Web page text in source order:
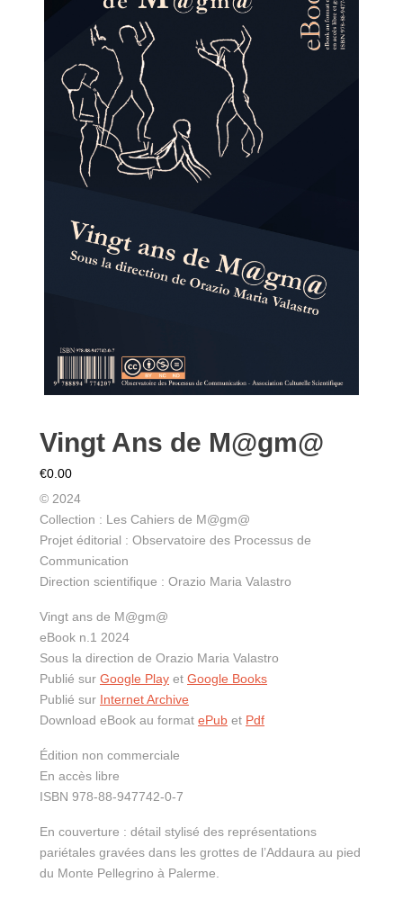
Vingt Ans de M@gm@
€0.00
© 2024
Collection : Les Cahiers de M@gm@
Projet éditorial : Observatoire des Processus de
Communication
Direction scientifique : Orazio Maria Valastro
Vingt ans de M@gm@
eBook n.1 2024
Sous la direction de Orazio Maria Valastro
Publié sur Google Play et Google Books
Publié sur Internet Archive
Download eBook au format ePub et Pdf
Édition non commerciale
En accès libre
ISBN 978-88-947742-0-7
En couverture : détail stylisé des représentations
pariétales gravées dans les grottes de l’Addaura au pied
du Monte Pellegrino à Palerme.